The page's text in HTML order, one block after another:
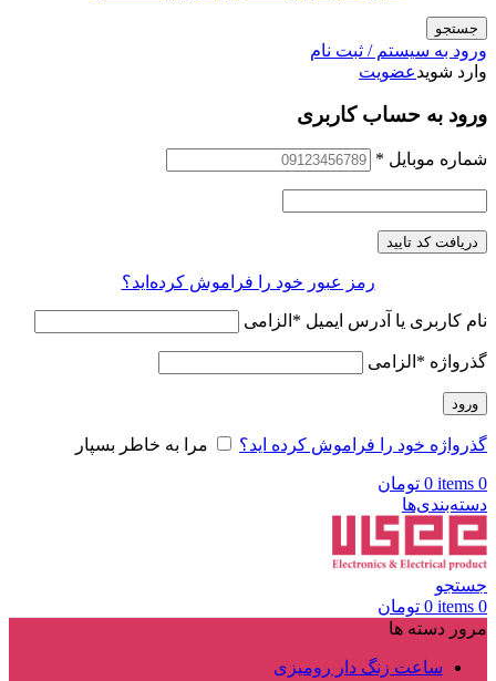
جستجو
ورود به سیستم / ثبت نام
وارد شویدعضویت
ورود به حساب کاربری
شماره موبایل *
دریافت کد تایید
رمز عبور خود را فراموش کرده‌اید؟
نام کاربری یا آدرس ایمیل * الزامی
گذرواژه * الزامی
ورود
گذرواژه خود را فراموش کرده اید؟ مرا به خاطر بسپار
0
items
0 تومان
دسته‌بندی‌ها
جستجو
0
items
0 تومان
مرور دسته ها
ساعت زنگ دار رومیزی